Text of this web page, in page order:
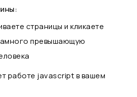
страницы и кликаете
превышающую
работе javascript в вашем